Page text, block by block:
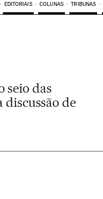
EDITORIAIS COLUNAS TRIBUNAS
seio das
discussão de